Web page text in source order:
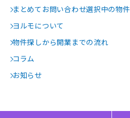
まとめてお問い合わせ選択中の物件
ヨルモについて
物件探しから開業までの流れ
コラム
お知らせ